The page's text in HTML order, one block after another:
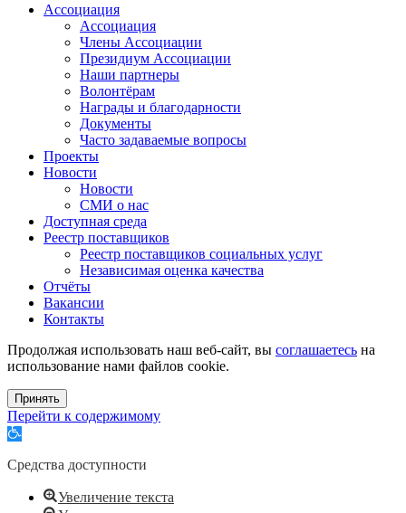
Ассоциация
Ассоциация
Члены Ассоциации
Президиум Ассоциации
Наши партнеры
Волонтёрам
Награды и благодарности
Документы
Часто задаваемые вопросы
Проекты
Новости
Новости
СМИ о нас
Доступная среда
Реестр поставщиков
Реестр поставщиков социальных услуг
Независимая оценка качества
Отчёты
Вакансии
Контакты
Продолжая использовать наш веб-сайт, вы соглашаетесь на
использование нами файлов cookie.
Принять
Перейти к содержимому
Открыть
инструментов
Средства доступности
Увеличение текста